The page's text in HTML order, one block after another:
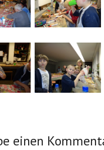
einen